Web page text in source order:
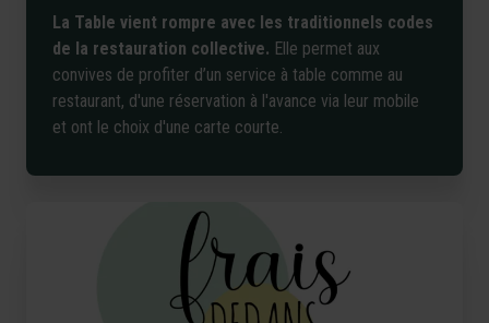
La Table vient rompre avec les traditionnels codes
de la restauration collective. Elle permet aux
convives de profiter d’un service à table comme au
restaurant, d'une réservation à l'avance via leur mobile
et ont le choix d'une carte courte.